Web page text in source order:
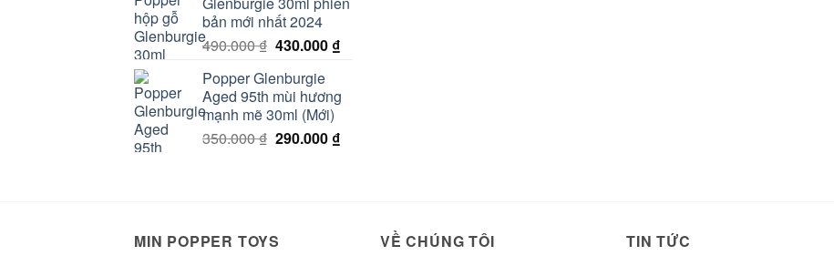
490.000 ₫.là:
bản mới nhất 2024
490.000₫ Giá
là:
490.000 ₫.
430.000 ₫Giá
là:
Popper Glenburgie
Aged 95th mùi hương
mạnh mẽ 30ml (Mới)
350.000₫ Giá
290.000 ₫Giá
MIN POPPER TOYS VỀ CHÚNG TÔI TIN TỨC